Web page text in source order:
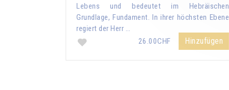
Lebens und bedeutet im Hebräischen
Grundlage, Fundament. In ihrer höchsten Ebene
regiert der Herr …
26.00CHF
Hinzufügen